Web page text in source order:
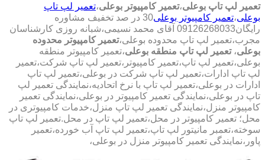
تعمیر لپ تاپ بوعلی،تعمیر کامپیوتر بوعلی،تعمیر لپ تاپ
بوعلی،تعمیر کامپیوتر بوعلی
30 در صد تخفیف مشاوره
رایگان09126268033 آقای محمد نسیمی،شبانه روزی کارشناسان
مجرب،تعمیر لپ تاپ محدوده بوعلی،تعمیر کامپیوتر محدوده
بوعلی، تعمیر لپ تاپ منطقه بوعلی،تعمیر کامپیوتر منطقه
بوعلی،تعمیر لپ تاپ،تعمیر کامپیوتر،تعمیر لپ تاپ شرکت،تعمیر
لپ تاپ ادارات،تعمیر لپ تاپ شرکت در بوعلی،تعمیر لپ تاپ
ادارات در بوعلی،تعمیر لپ تاپ با نرخ اتحادیه،نمایندگی تعمیر لپ
تاپ در بوعلی،نمایندگی تعمیر کامپیوتر در بوعلی،نمایندگی تعمیر
کامپیوتر منزل،نمایندگی تعمیر لپ تاپ منزل،خدمات کامپیوتری در
محل؛ تعمیر کامپیوتر در محل،تعمیر لپ تاپ در محل.تعمیر لپ تاپ
سوخته،تعمبر مانیتور لپ تاپ،تعمیر لپ تاپ آب خورده،تعمیر
پاور،نمایندگی تعمیر کامپیوتر منزل در بوعلی،